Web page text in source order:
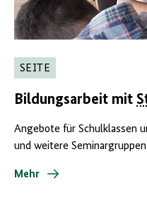
SEITE
Bildungsarbeit mit
Angebote für Schulklassen
und weitere Seminargruppen
Mehr